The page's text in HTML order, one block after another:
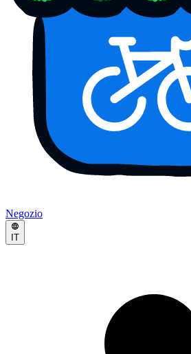
Negozio
IT